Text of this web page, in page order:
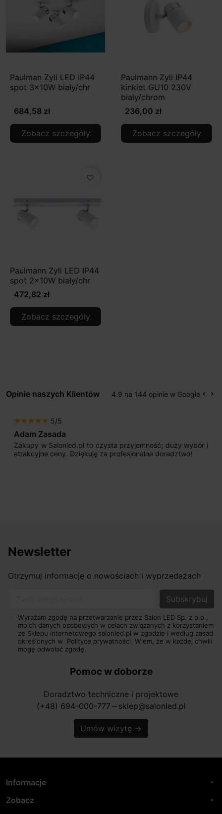
Paulman Zyli LED IP44
spot 3x10W biały/chr
684,58 zł
Zobacz szczegóły
Paulmann Zyli IP44
kinkiet GU10 230V
biały/chrom
236,00 zł
Zobacz szczegóły
favorite_border
Paulmann Zyli LED IP44
spot 2x10W biały/chr
472,82 zł
Zobacz szczegóły
Opinie naszych Klientów 4.9 na 144 opinie w Google keyboard_arrow_left keyboard_arrow_right
star star star star star 5/5
Adam Zasada
Zakupy w Salonled.pl to czysta przyjemność; duży wybór i
atrakcyjne ceny. Dziękuję za profesjonalne doradztwo!
Newsletter
Otrzymuj informację o nowościach i wyprzedażach
Wyrażam zgodę na przetwarzanie przez Salon LED Sp. z o.o.,
moich danych osobowych w celach związanych z korzystaniem
ze Sklepu internetowego salonled.pl w zgodzie i według zasad
określonych w Polityce prywatności. Wiem, że w każdej chwili
mogę odwołać zgodę.
Pomoc w doborze
Doradztwo techniczne i projektowe
(+48) 694-000-777 horizontal_rule sklep@salonled.pl
Umów wizytę →
Informacje arrow_drop_down
Zobacz arrow_drop_down